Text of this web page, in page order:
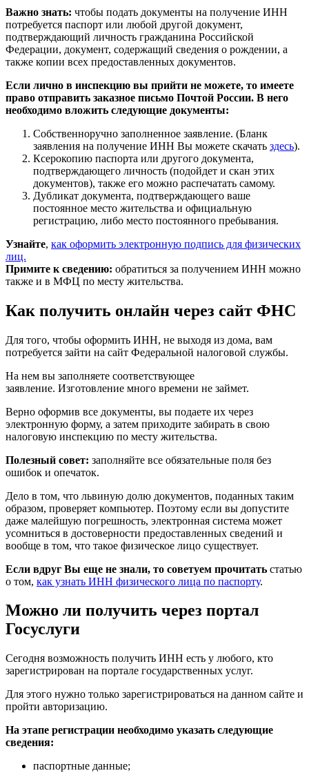
Важно знать: чтобы подать документы на получение ИНН
потребуется паспорт или любой другой документ,
подтверждающий личность гражданина Российской
Федерации, документ, содержащий сведения о рождении, а
также копии всех предоставленных документов.
Если лично в инспекцию вы прийти не можете, то имеете
право отправить заказное письмо Почтой России. В него
необходимо вложить следующие документы:
Собственноручно заполненное заявление. (Бланк
заявления на получение ИНН Вы можете скачать здесь).
Ксерокопию паспорта или другого документа,
подтверждающего личность (подойдет и скан этих
документов), также его можно распечатать самому.
Дубликат документа, подтверждающего ваше
постоянное место жительства и официальную
регистрацию, либо место постоянного пребывания.
Узнайте, как оформить электронную подпись для физических
лиц.
Примите к сведению: обратиться за получением ИНН можно
также и в МФЦ по месту жительства.
Как получить онлайн через сайт ФНС
Для того, чтобы оформить ИНН, не выходя из дома, вам
потребуется зайти на сайт Федеральной налоговой службы.
На нем вы заполняете соответствующее
заявление. Изготовление много времени не займет.
Верно оформив все документы, вы подаете их через
электронную форму, а затем приходите забирать в свою
налоговую инспекцию по месту жительства.
Полезный совет: заполняйте все обязательные поля без
ошибок и опечаток.
Дело в том, что львиную долю документов, поданных таким
образом, проверяет компьютер. Поэтому если вы допустите
даже малейшую погрешность, электронная система может
усомниться в достоверности предоставленных сведений и
вообще в том, что такое физическое лицо существует.
Если вдруг Вы еще не знали, то советуем прочитать статью
о том, как узнать ИНН физического лица по паспорту.
Можно ли получить через портал
Госуслуги
Сегодня возможность получить ИНН есть у любого, кто
зарегистрирован на портале государственных услуг.
Для этого нужно только зарегистрироваться на данном сайте и
пройти авторизацию.
На этапе регистрации необходимо указать следующие
сведения:
паспортные данные;